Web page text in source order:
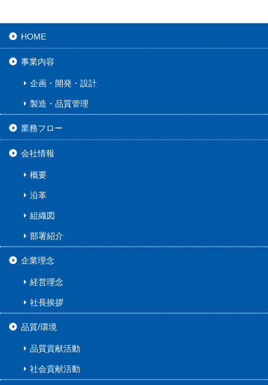
HOME
事業内容
企画・開発・設計
製造・品質管理
業務フロー
会社情報
概要
沿革
組織図
部署紹介
企業理念
経営理念
社長挨拶
品質/環境
品質貢献活動
社会貢献活動